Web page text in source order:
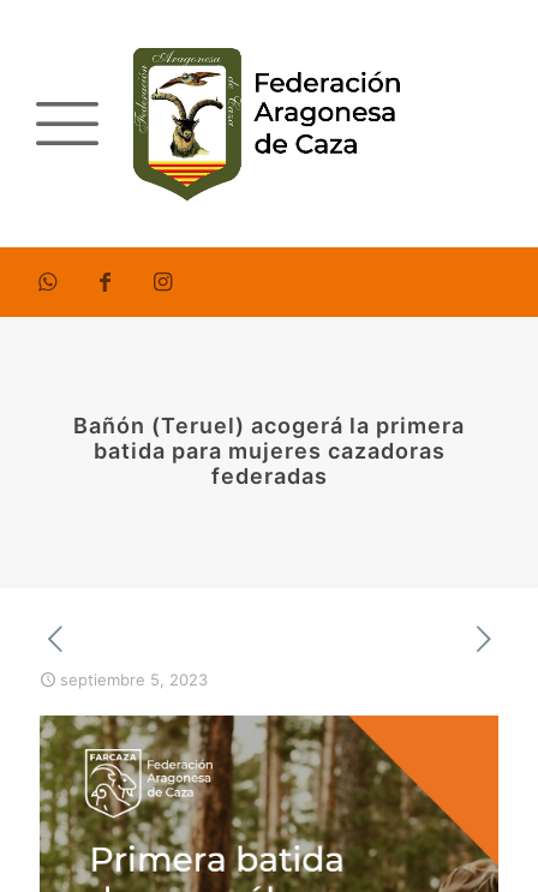
Bañón (Teruel) acogerá la primera
batida para mujeres cazadoras
federadas
septiembre 5, 2023